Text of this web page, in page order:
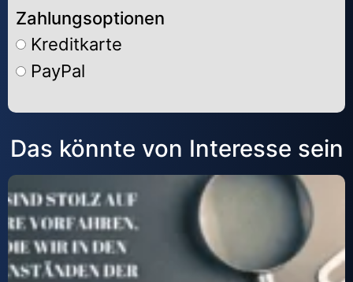
Zahlungsoptionen
Kreditkarte
PayPal
Alternative:
Das könnte von Interesse sein